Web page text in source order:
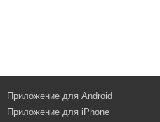
Приложение для Android
Приложение для iPhone